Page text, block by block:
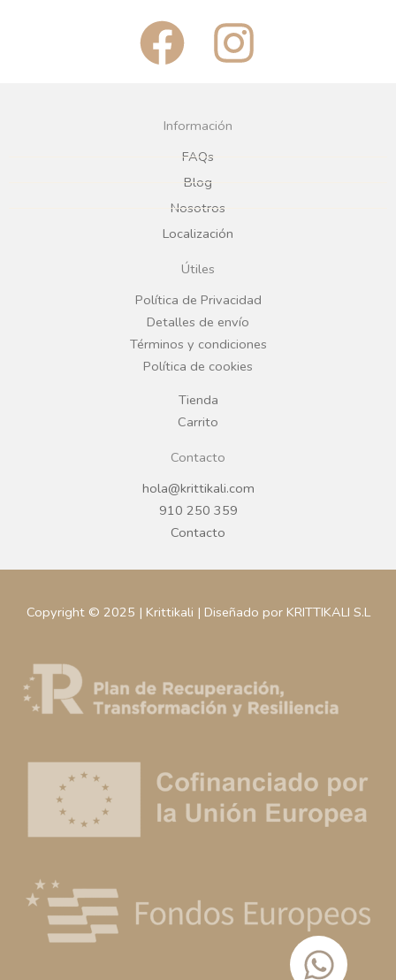
F
a
c
e
b
o
o
k
I
n
g
r
a
Información
FAQs
Blog
Nosotros
Localización
Útiles
Política de Privacidad
Detalles de envío
Términos y condiciones
Política de cookies
Tienda
Carrito
Contacto
hola@krittikali.com
910 250 359
Contacto
Copyright © 2025 | Krittikali | Diseñado por KRITTIKALI S.L